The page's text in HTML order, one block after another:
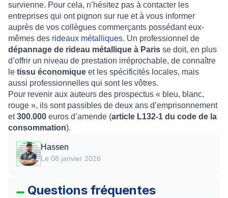
survienne. Pour cela, n’hésitez pas à contacter les
entreprises qui ont pignon sur rue et à vous informer
auprès de vos collègues commerçants possédant eux-
mêmes des rideaux métalliques. Un professionnel de
dépannage de rideau métallique à Paris se doit, en plus
d’offrir un niveau de prestation irréprochable, de connaître
le tissu économique et les spécificités locales, mais
aussi professionnelles qui sont les vôtres.
Pour revenir aux auteurs des prospectus « bleu, blanc,
rouge », ils sont passibles de deux ans d’emprisonnement
et300.000 euros d’amende (article L132-1 du code de la
consommation).
Hassen
Le 08 janvier 2026
Questions fréquentes